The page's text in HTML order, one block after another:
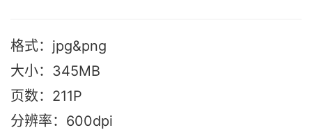
格式：jpg&png
大小：345MB
页数：211P
分辨率：600dpi